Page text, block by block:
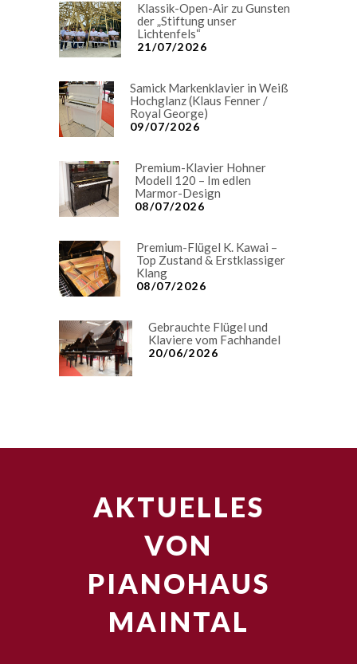
Klassik-Open-Air zu Gunsten
der „Stiftung unser
Lichtenfels“
21/07/2026
Samick Markenklavier in Weiß
Hochglanz (Klaus Fenner /
Royal George)
09/07/2026
Premium-Klavier Hohner
Modell 120 – Im edlen
Marmor-Design
08/07/2026
Premium-Flügel K. Kawai –
Top Zustand & Erstklassiger
Klang
08/07/2026
Gebrauchte Flügel und
Klaviere vom Fachhandel
20/06/2026
AKTUELLES
VON
PIANOHAUS
MAINTAL